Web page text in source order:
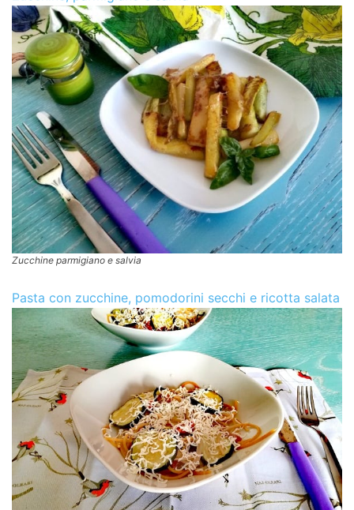
Zucchine parmigiano e salvia
Pasta con zucchine, pomodorini secchi e ricotta salata